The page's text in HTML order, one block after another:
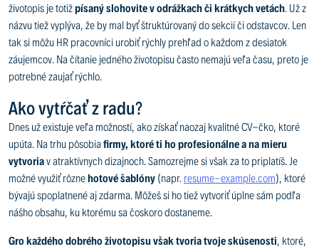
životopis je totižpísaný slohovite v odrážkach či krátkych vetách. Už z
názvu tiež vyplýva, že by mal byť štruktúrovaný do sekcií či odstavcov. Len
tak si môžu HR pracovníci urobiť rýchly prehľad o každom z desiatok
záujemcov. Na čítanie jedného životopisu často nemajú veľa času, preto je
potrebné zaujať rýchlo.
Ako vytŕčať z radu?
Dnes už existuje veľa možností, ako získať naozaj kvalitné CV-čko, ktoré
upúta. Na trhu pôsobia firmy, ktoré ti ho profesionálne a na mieru
vytvoriav atraktívnych dizajnoch. Samozrejme si však za to priplatíš. Je
možné využiť rôznehotové šablóny (napr. resume-example.com), ktoré
bývajú spoplatnené aj zdarma. Môžeš si ho tiež vytvoriť úplne sám podľa
nášho obsahu, ku ktorému sa čoskoro dostaneme.
Gro každého dobrého životopisu však tvoria tvoje skúsenosti, ktoré,